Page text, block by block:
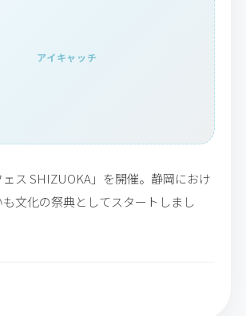
アイキャッチ
ス SHIZUOKA」を開催。静岡におけ
文化の祭典としてスタートしまし